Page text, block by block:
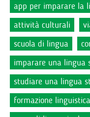
app per imparare la
attività culturali
scuola di lingua
imparare una lingua
studiare una lingua
formazione linguistica